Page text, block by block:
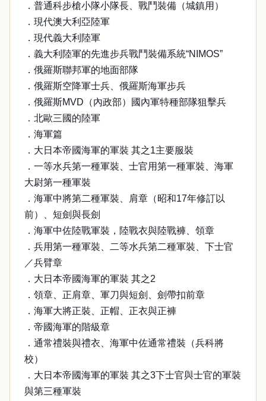
．普通科步槍小隊小隊長、戰鬥裝備（城鎮用）
．現代澳大利亞陸軍
．現代義大利陸軍
．義大利陸軍的先進步兵戰鬥裝備系統“NIMOS”
．俄羅斯聯邦軍的地面部隊
．俄羅斯空降軍士兵、俄羅斯海軍步兵
．俄羅斯MVD（內政部）國內軍特種部隊狙擊兵
．北歐三國的陸軍
．海軍篇
．大日本帝國海軍的軍裝 其之1主要服裝
．一等水兵第一種軍裝、士官用第一種軍裝、海軍
大尉第一種軍裝
．海軍中將第二種軍裝、肩章（昭和17年修訂以
前）、短劍與長劍
．海軍中佐陸戰軍裝，陸戰衣與陸戰褲、領章
．兵用第一種軍裝、二等水兵第二種軍裝、下士官
／兵臂章
．大日本帝國海軍的軍裝 其之2
．領章、正肩章、軍刀與短劍、劍帶扣前章
．海軍大將正裝、正帽、正衣與正褲
．帝國海軍的階級章
．通常禮裝與禮衣、海軍中佐通常禮裝（兵科將
校）
．大日本帝國海軍的軍裝 其之3下士官與士官的軍裝
與第三種軍裝